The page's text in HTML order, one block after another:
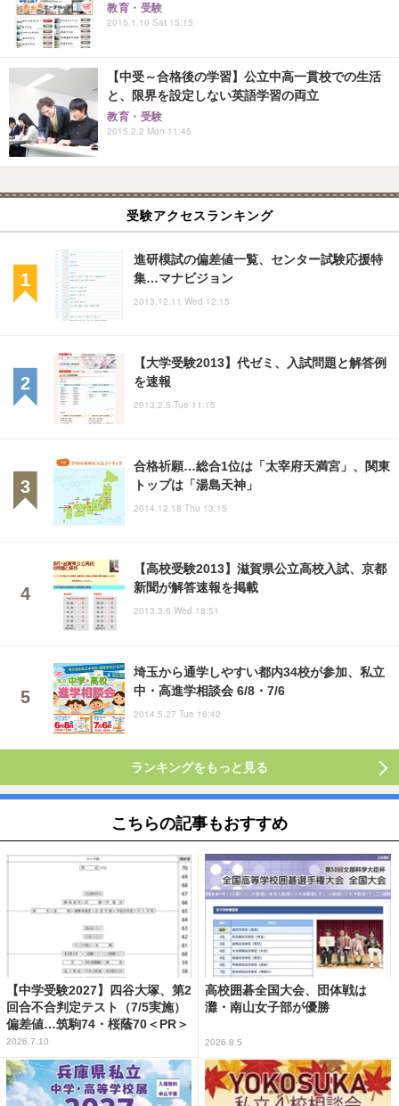
教育・受験
2015.1.10 Sat 15:15
【中受～合格後の学習】公立中高一貫校での生活
と、限界を設定しない英語学習の両立
教育・受験
2015.2.2 Mon 11:45
受験アクセスランキング
進研模試の偏差値一覧、センター試験応援特
集…マナビジョン
2013.12.11 Wed 12:15
【大学受験2013】代ゼミ、入試問題と解答例
を速報
2013.2.5 Tue 11:15
合格祈願…総合1位は「太宰府天満宮」、関東
トップは「湯島天神」
2014.12.18 Thu 13:15
【高校受験2013】滋賀県公立高校入試、京都
新聞が解答速報を掲載
2013.3.6 Wed 18:51
埼玉から通学しやすい都内34校が参加、私立
中・高進学相談会 6/8・7/6
2014.5.27 Tue 16:42
ランキングをもっと見る
こちらの記事もおすすめ
【中学受験2027】四谷大塚、第2
回合不合判定テスト（7/5実施）
偏差値…筑駒74・桜蔭70＜PR＞
2026.7.10
高校囲碁全国大会、団体戦は
灘・南山女子部が優勝
2026.8.5